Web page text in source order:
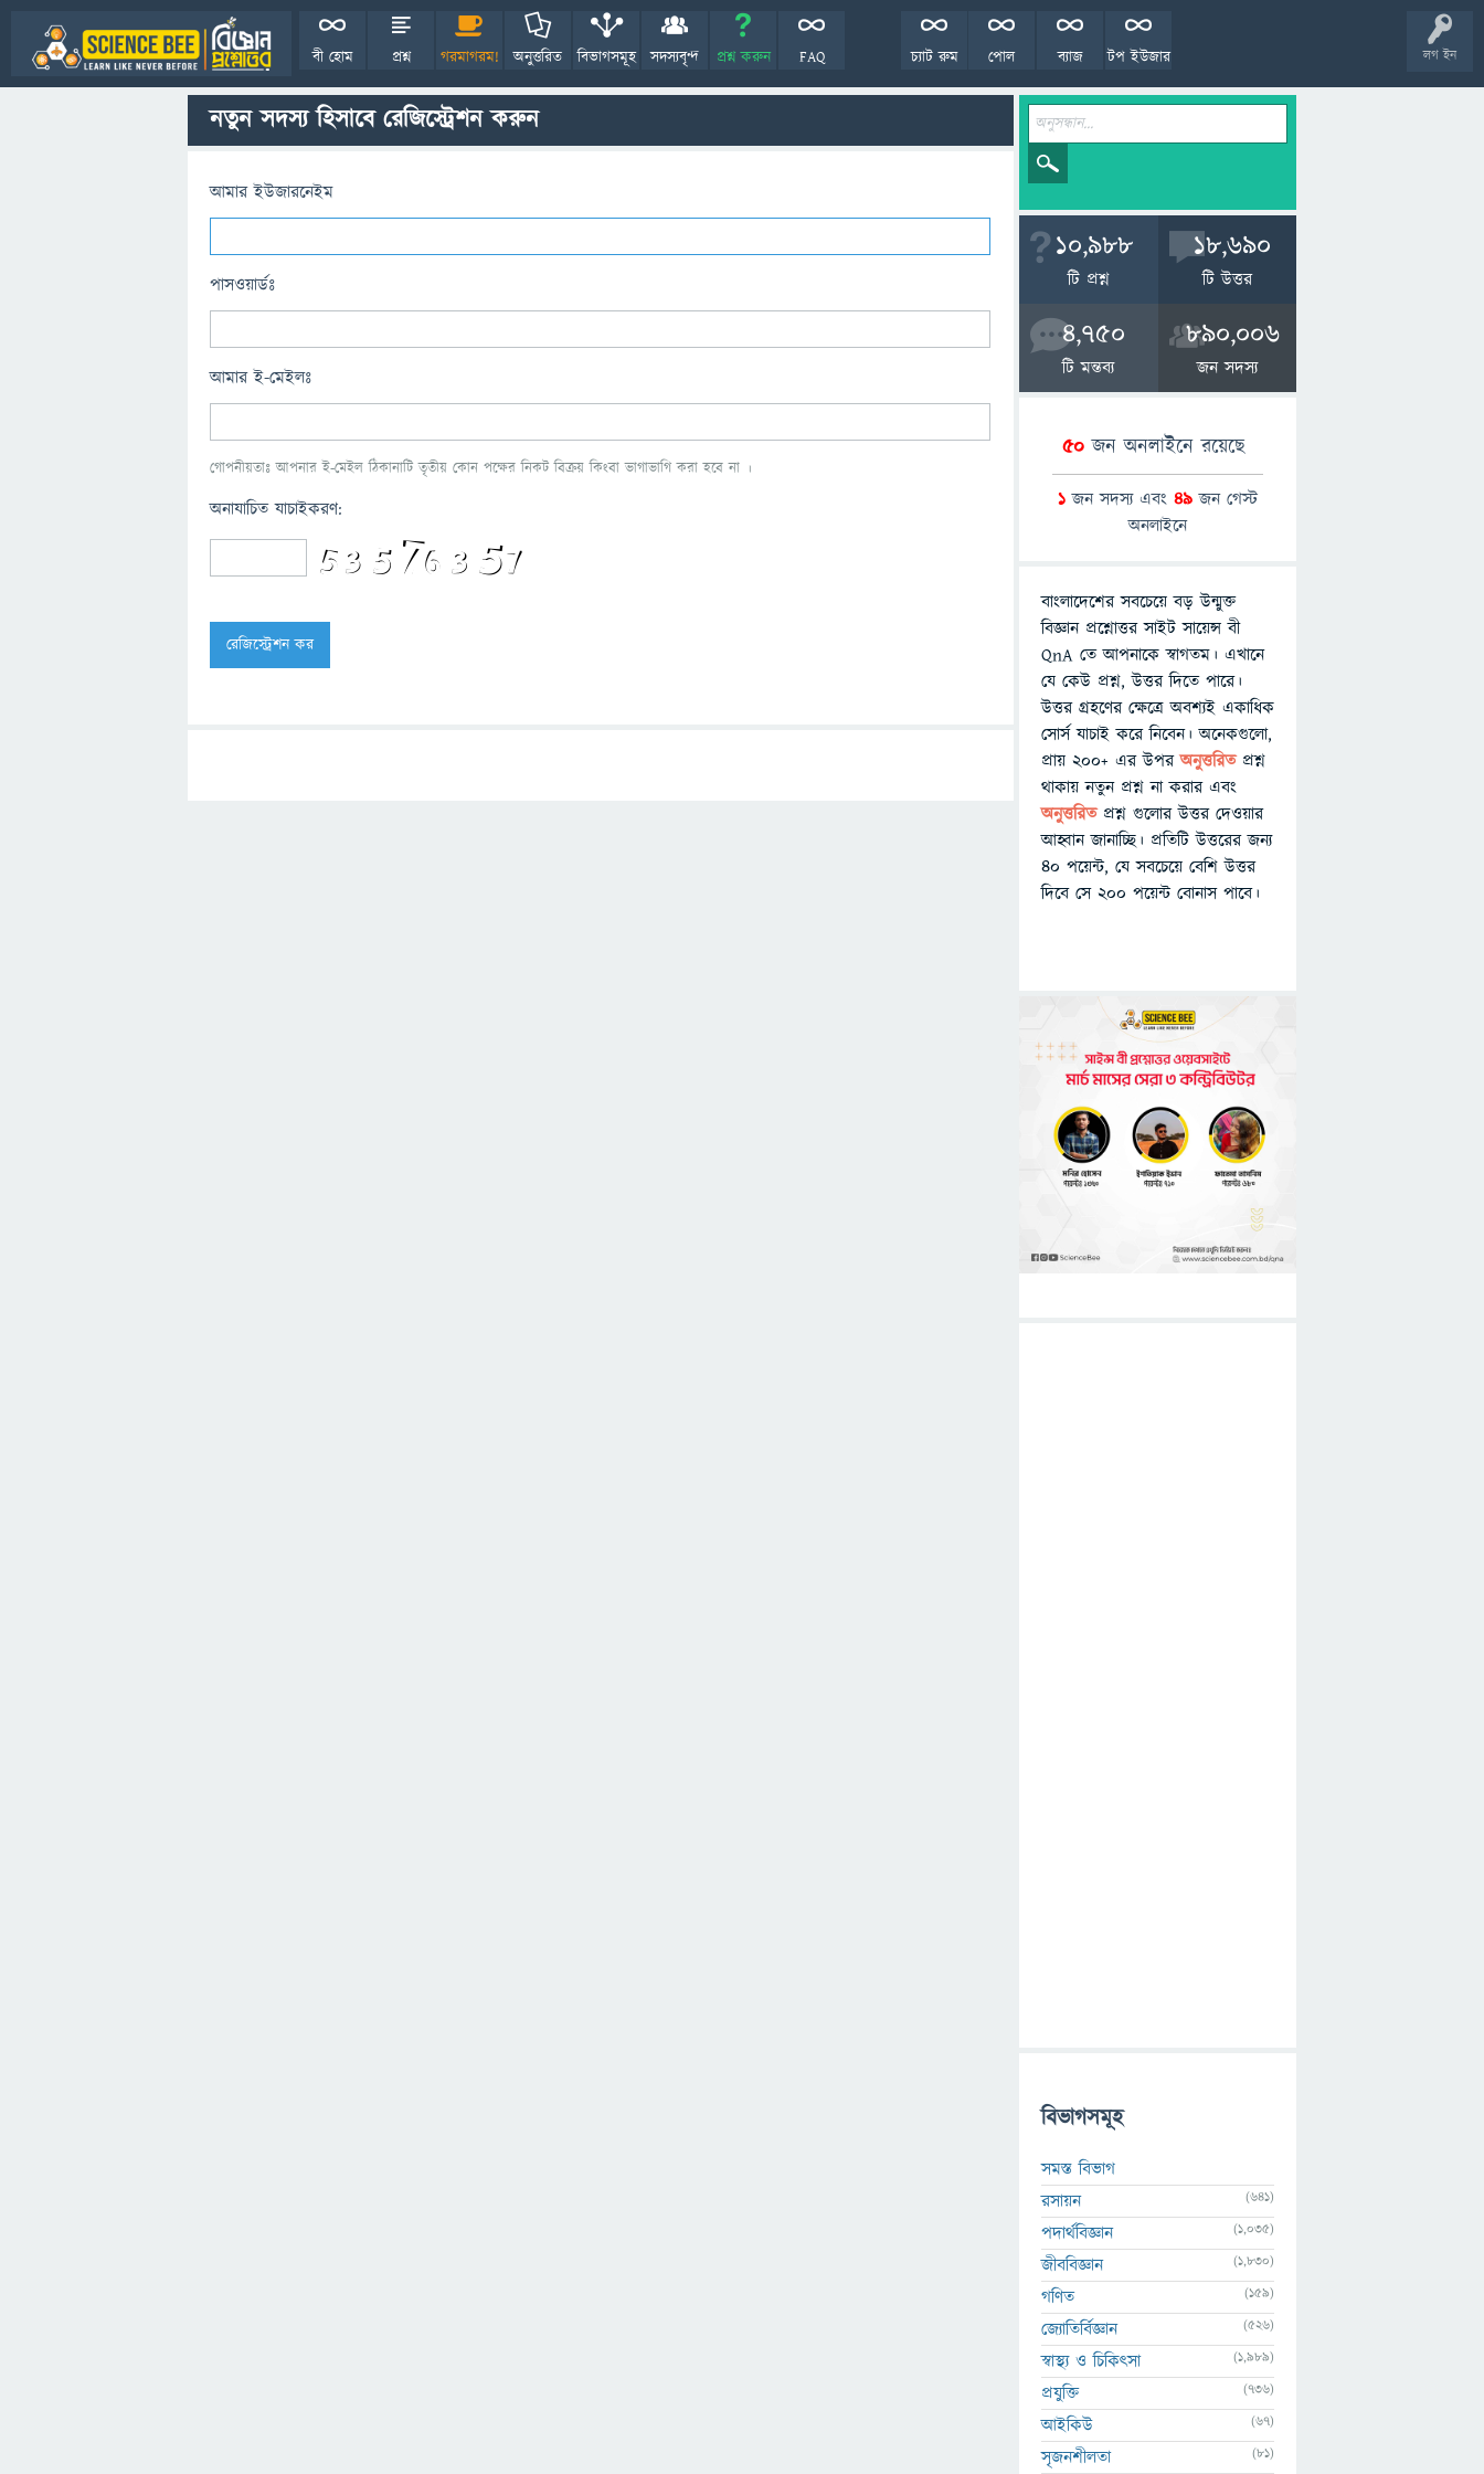
লগ ইন
বী হোম প্রশ্ন গরমাগরম! অনুত্তরিত বিভাগসমূহ সদস্যবৃন্দ প্রশ্ন করুন FAQ টপ ইউজার
ব্যাজ
পোল
চ্যাট রুম
নতুন সদস্য হিসাবে রেজিস্ট্রেশন করুন
আমার ইউজারনেইম
পাসওয়ার্ডঃ
আমার ই-মেইলঃ
গোপনীয়তাঃ আপনার ই-মেইল ঠিকানাটি তৃতীয় কোন পক্ষের নিকট বিক্রয় কিংবা ভাগাভাগি করা হবে না ।
অনাযাচিত যাচাইকরণ:
10,988
টি প্রশ্ন
18,690
টি উত্তর
4,750
টি মন্তব্য
890,006
জন সদস্য
50জন অনলাইনে রয়েছে
1 জন সদস্য এবং 49 জন গেস্ট
অনলাইনে
বাংলাদেশের সবচেয়ে বড় উন্মুক্ত
বিজ্ঞান প্রশ্নোত্তর সাইট সায়েন্স বী
QnA তে আপনাকে স্বাগতম। এখানে
যে কেউ প্রশ্ন, উত্তর দিতে পারে।
উত্তর গ্রহণের ক্ষেত্রে অবশ্যই একাধিক
সোর্স যাচাই করে নিবেন। অনেকগুলো,
প্রায় ২০০+ এর উপরঅনুত্তরিতপ্রশ্ন
থাকায় নতুন প্রশ্ন না করার এবং
অনুত্তরিত প্রশ্ন গুলোর উত্তর দেওয়ার
আহ্বান জানাচ্ছি। প্রতিটি উত্তরের জন্য
৪০ পয়েন্ট, যে সবচেয়ে বেশি উত্তর
দিবে সে ২০০ পয়েন্ট বোনাস পাবে।
বিভাগসমূহ
সমস্ত বিভাগ
রসায়ন
(641)
পদার্থবিজ্ঞান (1,035)
জীববিজ্ঞান (1,830)
গণিত (159)
জ্যোতির্বিজ্ঞান (526)
স্বাস্থ্য ও চিকিৎসা (1,989)
প্রযুক্তি (736)
আইকিউ (67)
সৃজনশীলতা (81)